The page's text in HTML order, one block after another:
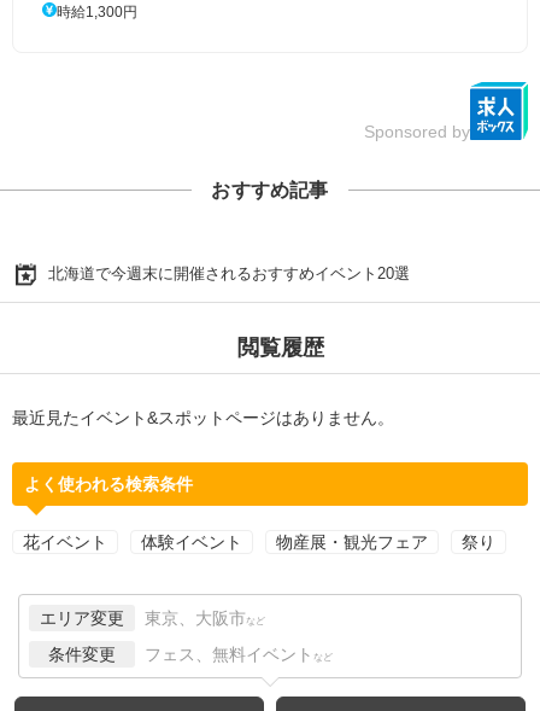
時給1,300円
Sponsored by
おすすめ記事
北海道で今週末に開催されるおすすめイベント20選
閲覧履歴
最近見たイベント&スポットページはありません。
よく使われる検索条件
花イベント 体験イベント 物産展・観光フェア 祭り
エリア変更 東京、大阪市 など
条件変更 フェス、無料イベント など